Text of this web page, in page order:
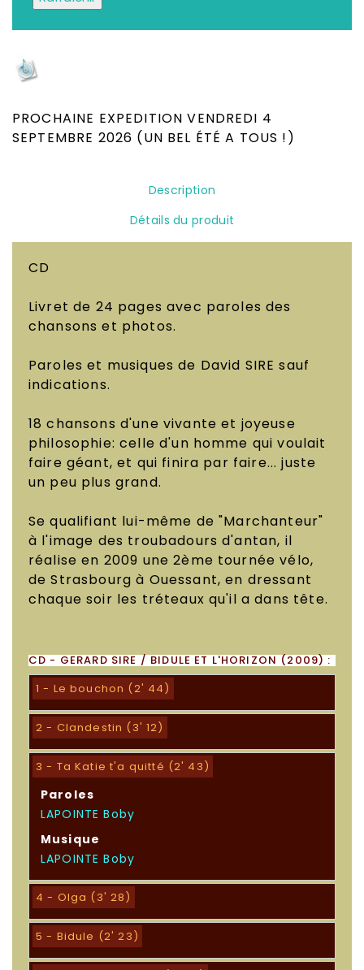
PROCHAINE EXPEDITION VENDREDI 4
SEPTEMBRE 2026 (UN BEL ÉTÉ A TOUS !)
Description
Détails du produit
CD
Livret de 24 pages avec paroles des
chansons et photos.
Paroles et musiques de David SIRE sauf
indications.
18 chansons d'une vivante et joyeuse
philosophie: celle d'un homme qui voulait
faire géant, et qui finira par faire... juste
un peu plus grand.
Se qualifiant lui-même de "Marchanteur"
à l'image des troubadours d'antan, il
réalise en 2009 une 2ème tournée vélo,
de Strasbourg à Ouessant, en dressant
chaque soir les tréteaux qu'il a dans tête.
CD - GERARD SIRE / BIDULE ET L'HORIZON (2009) :
1 - Le bouchon (2' 44)
2 - Clandestin (3' 12)
3 - Ta Katie t'a quitté (2' 43)
Paroles
LAPOINTE Boby
Musique
LAPOINTE Boby
4 - Olga (3' 28)
5 - Bidule (2' 23)